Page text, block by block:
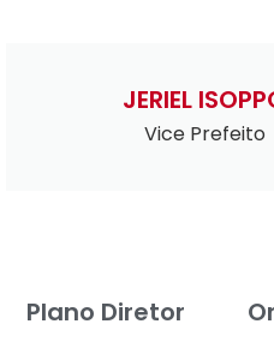
JERIEL
Vice Prefeito
Plano Diretor